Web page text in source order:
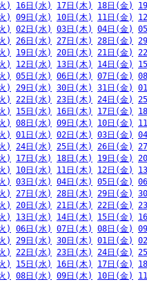
) 16日(水) 17日(木) 18日(金)
) 09日(水) 10日(木) 11日(金)
) 02日(水) 03日(木) 04日(金)
) 26日(水) 27日(木) 28日(金)
) 19日(水) 20日(木) 21日(金)
) 12日(水) 13日(木) 14日(金)
) 05日(水) 06日(木) 07日(金)
) 29日(水) 30日(木) 31日(金)
) 22日(水) 23日(木) 24日(金)
) 15日(水) 16日(木) 17日(金)
) 08日(水) 09日(木) 10日(金)
) 01日(水) 02日(木) 03日(金)
) 24日(水) 25日(木) 26日(金)
) 17日(水) 18日(木) 19日(金)
) 10日(水) 11日(木) 12日(金)
) 03日(水) 04日(木) 05日(金)
) 27日(水) 28日(木) 29日(金)
) 20日(水) 21日(木) 22日(金)
) 13日(水) 14日(木) 15日(金)
) 06日(水) 07日(木) 08日(金)
) 29日(水) 30日(木) 01日(金)
) 22日(水) 23日(木) 24日(金)
) 15日(水) 16日(木) 17日(金)
) 08日(水) 09日(木) 10日(金)